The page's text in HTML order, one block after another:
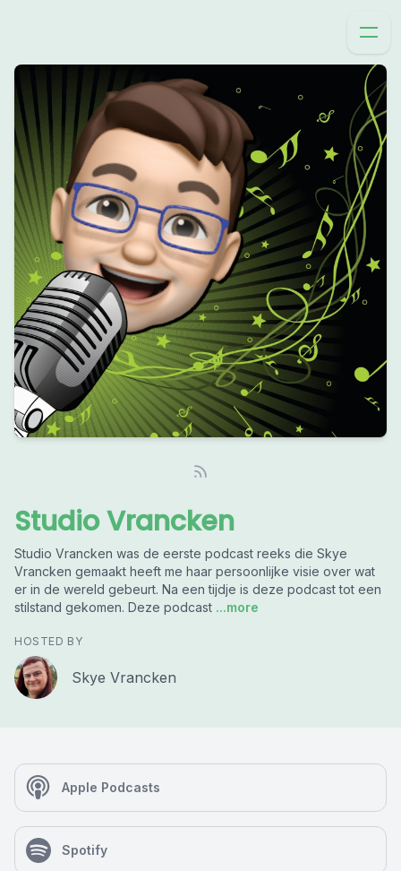
Studio Vrancken
Studio Vrancken was de eerste podcast reeks die Skye
Vrancken gemaakt heeft me haar persoonlijke visie over wat
er in de wereld gebeurt. Na een tijdje is deze podcast tot een
stilstand gekomen. Deze podcast ...more
HOSTED BY
Skye Vrancken
Apple Podcasts
Spotify